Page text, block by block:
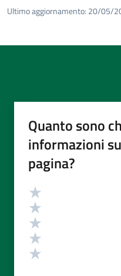
Ultimo aggiornamento: 20/05/
Quanto sono
informazioni
pagina?
Valutazione